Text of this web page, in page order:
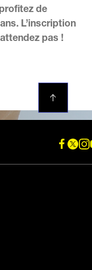
de
L’inscription
pas !
ET JEUX